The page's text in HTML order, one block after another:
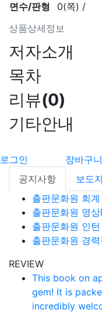
상품상세정보
면수/판형
0(쪽) /
저자소개
목차
리뷰(0)
기타안내
로그인 장바구니
공지사항
보도
출판문화원 회
출판문화원 영
출판문화원 인
출판문화원 경
REVIEW
This book on
gem! It is
incredibly